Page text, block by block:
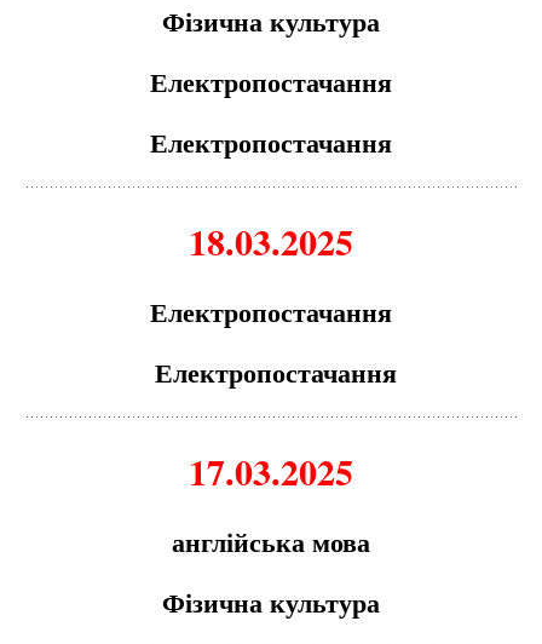
Фізична культура
Електропостачання
Електропостачання
18.03.2025
Електропостачання
Електропостачання
17.03.2025
англійська мова
Фізична культура